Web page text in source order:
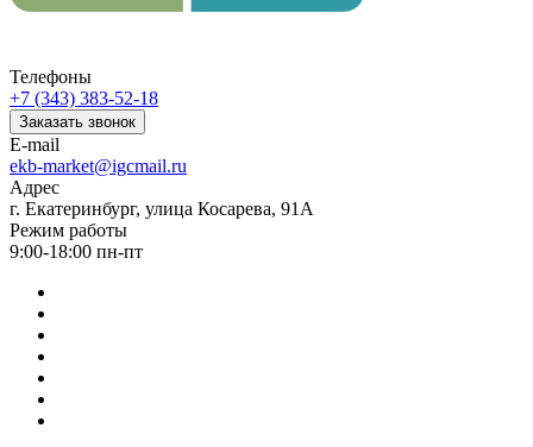
Телефоны
+7 (343) 383-52-18
Заказать звонок
E-mail
ekb-market@igcmail.ru
Адрес
г. Екатеринбург, улица Косарева, 91А
Режим работы
9:00-18:00 пн-пт